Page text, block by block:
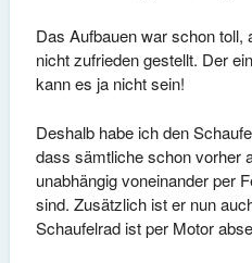
Das Aufbauen war schon toll,
nicht zufrieden gestellt. Der
kann es ja nicht sein!
Deshalb habe ich den
dass sämtliche schon vorher
unabhängig voneinander per
sind. Zusätzlich ist er nun
Schaufelrad ist per Motor